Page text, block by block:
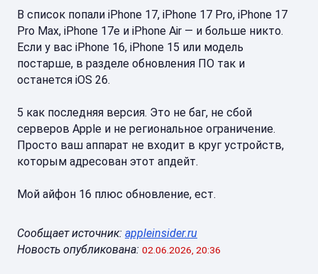
В список попали iPhone 17, iPhone 17 Pro, iPhone 17
Pro Max, iPhone 17e и iPhone Air — и больше никто.
Если у вас iPhone 16, iPhone 15 или модель
постарше, в разделе обновления ПО так и
останется iOS 26.
5 как последняя версия. Это не баг, не сбой
серверов Apple и не региональное ограничение.
Просто ваш аппарат не входит в круг устройств,
которым адресован этот апдейт.
Мой айфон 16 плюс обновление, ест.
Сообщает источник: appleinsider.ru
Новость опубликована: 02.06.2026, 20:36